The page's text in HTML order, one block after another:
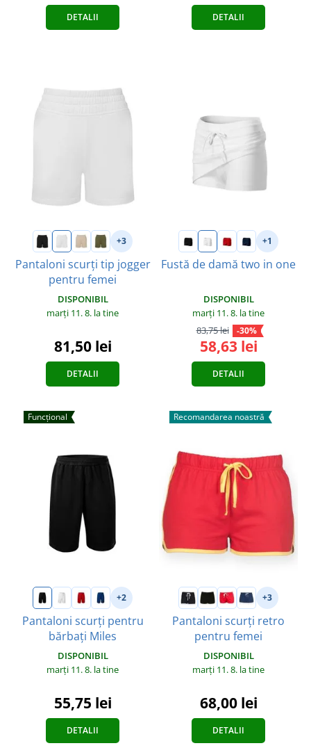
DETALII DETALII
+3
Pantaloni scurți tip jogger
pentru femei
DISPONIBIL
marți 11. 8. la tine
81,50 lei
DETALII
+1
Fustă de damă two in one
DISPONIBIL
marți 11. 8. la tine
83,75 lei
-30%
58,63 lei
DETALII
Funcțional
+2
Pantaloni scurți pentru
bărbați Miles
DISPONIBIL
marți 11. 8. la tine
55,75 lei
DETALII
Recomandarea noastră
+3
Pantaloni scurți retro
pentru femei
DISPONIBIL
marți 11. 8. la tine
68,00 lei
DETALII